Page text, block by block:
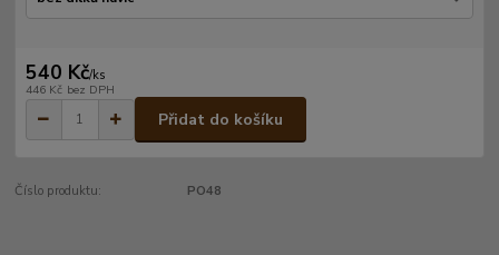
540 Kč/ks
446 Kč bez DPH
Přidat do košíku
Číslo produktu: PO48